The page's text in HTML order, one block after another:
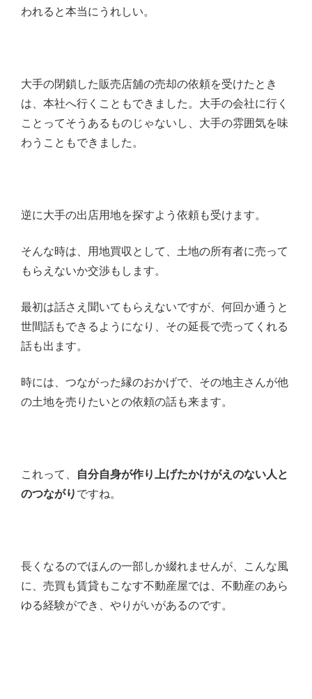
われると本当にうれしい。
大手の閉鎖した販売店舖の売却の依頼を受けたとき
は、本社へ行くこともできました。大手の会社に行く
ことってそうあるものじゃないし、大手の雰囲気を味
わうこともできました。
逆に大手の出店用地を探すよう依頼も受けます。
そんな時は、用地買収として、土地の所有者に売って
もらえないか交渉もします。
最初は話さえ聞いてもらえないですが、何回か通うと
世間話もできるようになり、その延長で売ってくれる
話も出ます。
時には、つながった縁のおかげで、その地主さんが他
の土地を売りたいとの依頼の話も来ます。
これって、 自分自身が作り上げたかけがえのない人と
のつながり ですね。
長くなるのでほんの一部しか綴れませんが、こんな風
に、売買も賃貸もこなす不動産屋では、不動産のあら
ゆる経験ができ、やりがいがあるのです。